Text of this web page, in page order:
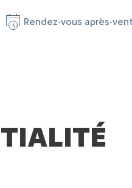
Rendez-vous après-